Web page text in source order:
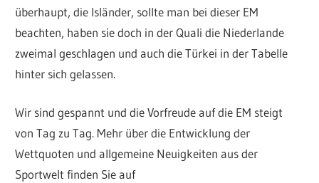
überhaupt, die Isländer, sollte man bei dieser EM
beachten, haben sie doch in der Quali die Niederlande
zweimal geschlagen und auch die Türkei in der Tabelle
hinter sich gelassen.
Wir sind gespannt und die Vorfreude auf die EM steigt
von Tag zu Tag. Mehr über die Entwicklung der
Wettquoten und allgemeine Neuigkeiten aus der
Sportwelt finden Sie auf